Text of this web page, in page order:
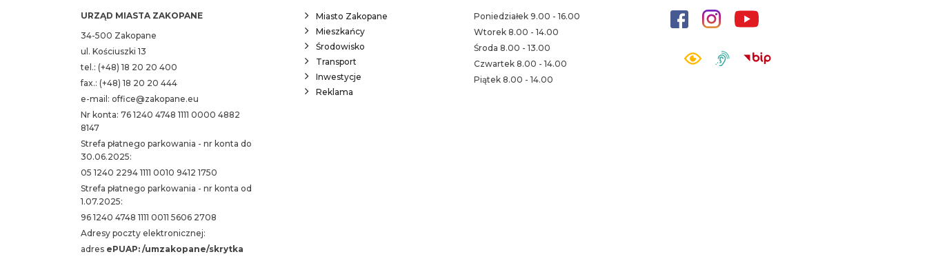
URZĄD MIASTA ZAKOPANE
34-500 Zakopane
ul. Kościuszki 13
tel.: (+48) 18 20 20 400
fax.: (+48) 18 20 20 444
e-mail: office@zakopane.eu
Nr konta: 76 1240 4748 1111 0000 4882
8147
Strefa płatnego parkowania - nr konta do
30.06.2025:
05 1240 2294 1111 0010 9412 1750
Strefa płatnego parkowania - nr konta od
1.07.2025:
96 1240 4748 1111 0011 5606 2708
Adresy poczty elektronicznej:
adres ePUAP: /umzakopane/skrytka
Miasto Zakopane
Mieszkańcy
Środowisko
Transport
Inwestycje
Reklama
Poniedziałek 9.00 - 16.00
Wtorek 8.00 - 14.00
Środa 8.00 - 13.00
Czwartek 8.00 - 14.00
Piątek 8.00 - 14.00